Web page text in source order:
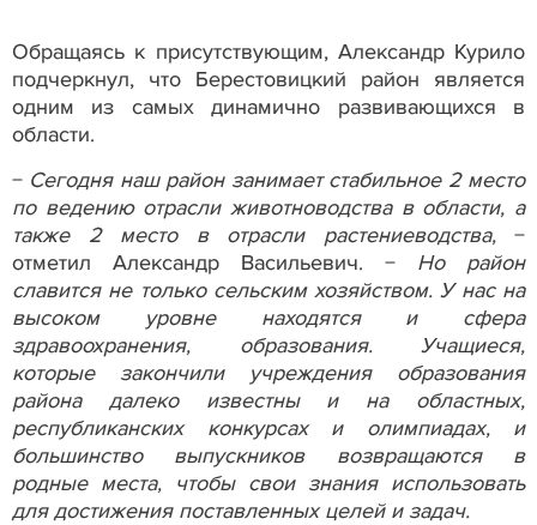
Обращаясь к присутствующим, Александр Курило
подчеркнул, что Берестовицкий район является
одним из самых динамично развивающихся в
области.
− Сегодня наш район занимает стабильное 2 место
по ведению отрасли животноводства в области, а
также 2 место в отрасли растениеводства,−
отметил Александр Васильевич. − Но район
славится не только сельским хозяйством. У нас на
высоком уровне находятся и сфера
здравоохранения, образования. Учащиеся,
которые закончили учреждения образования
района далеко известны и на областных,
республиканских конкурсах и олимпиадах, и
большинство выпускников возвращаются в
родные места, чтобы свои знания использовать
для достижения поставленных целей и задач.